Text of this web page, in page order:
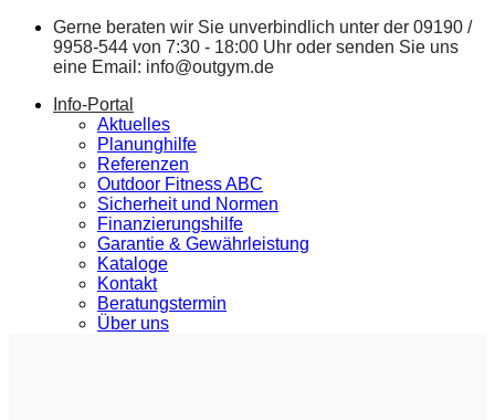
Zum
springen
Gerne beraten wir Sie unverbindlich unter der 09190 /
9958-544 von 7:30 - 18:00 Uhr oder senden Sie uns
eine Email: info@outgym.de
Info-Portal
Aktuelles
Planunghilfe
Referenzen
Outdoor Fitness ABC
Sicherheit und Normen
Finanzierungshilfe
Garantie & Gewährleistung
Kataloge
Kontakt
Beratungstermin
Über uns